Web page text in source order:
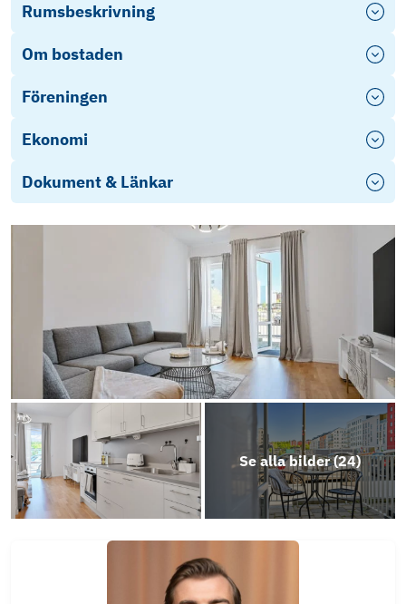
Rumsbeskrivning
Om bostaden
Föreningen
Ekonomi
Dokument & Länkar
Årsredovisning 2024/2025
Se alla bilder (24)